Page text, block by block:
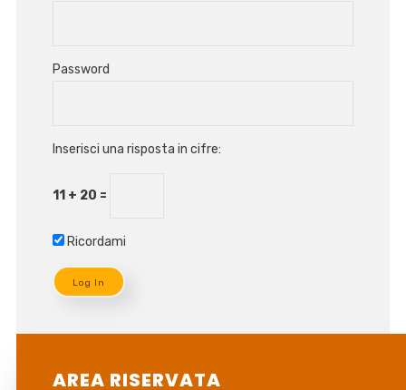
Password
Inserisci una risposta in cifre:
11 + 20 =
Ricordami
AREA RISERVATA